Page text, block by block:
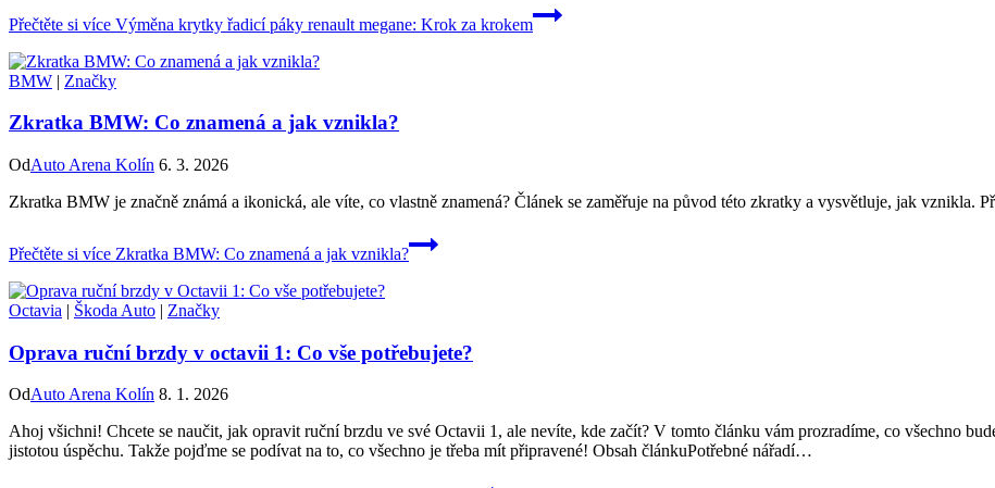
Přečtěte si více Výměna krytky řadicí páky renault megane: Krok za krokem
BMW | Značky
Zkratka BMW: Co znamená a jak vznikla?
OdAuto Arena Kolín 6. 3. 2026
Zkratka BMW je značně známá a ikonická, ale víte, co vlastně znamená? Článek se zaměřuje na původ této zkratky a vysvětluje, jak vznikla.
Přečtěte si více Zkratka BMW: Co znamená a jak vznikla?
Octavia | Škoda Auto | Značky
Oprava ruční brzdy v octavii 1: Co vše potřebujete?
OdAuto Arena Kolín 8. 1. 2026
Ahoj všichni! Chcete se naučit, jak opravit ruční brzdu ve své Octavii 1, ale nevíte, kde začít? V tomto článku vám prozradíme, co všechno
jistotou úspěchu. Takže pojďme se podívat na to, co všechno je třeba mít připravené! Obsah článkuPotřebné nářadí…